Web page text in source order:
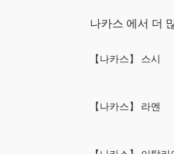
나카스 에서 더
【나카스】 스시
【나카스】 라멘